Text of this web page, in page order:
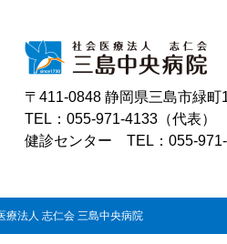
〒411-0848 静岡県三島市緑町
TEL：055-971-4133（代表）
健診センター TEL：055-
法人 志仁会 三島中央病院